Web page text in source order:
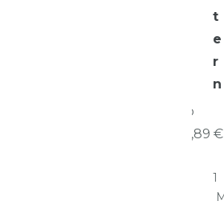
t
e
r
n
ab
19,89 €
1